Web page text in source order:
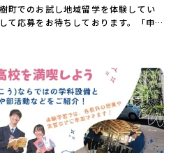
合場所までの往復交通費・お土産代
個人的費用【募集人数】最大5名（お
決定）【参加者決定】お申し込み多
目途に当落結果をご連絡いたしま
7日(木)12：00 から 5月21日(木)
クに変える！「おためし地域留学」
ムの内容を詳しく知りたい方や、お
にZoomでのオンライン配信を行い
合わせて、以下の2つのステップをご
オンライン説明会〜まずは「おため
日本全国20以上の地域から選んで参
つ「アイヌ語」や、自然界のあらゆ
精神文化」、祭りや家庭での行事な
特の文様による刺繍（ししゅう）、
な文化が存在します。アイヌ文化で
き物や自然のチカラ、暮らしの道具
割を持っているものを「カムイ」と
を見守ってくれているもの、例え
欠かせない火、水、風、そして雄大
」です。この文化と精神性をテーマ
ンカムイ」は、累計3000万部以上販
編も公開されるなど注目を集めてい
町でのお試し地域留学を体験してい
て応募をお待ちしております。「申
まった」という方も、この機会にぜ
※都合により締め切りを早める場合
募ください！-------------------------
年間最大72万／💡北海道の高校留
金～夢に向かって一歩踏み出す、あ
・条件はこちらから------------------
ーーーーーーーーーーーーーー
＜体験費・宿泊費が無料！＞民間ロ
なった町！ 北海道の「宇宙版シリコ